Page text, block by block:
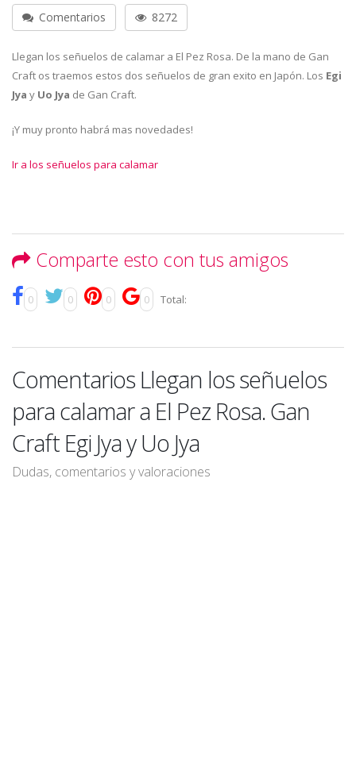
Comentarios 8272
Llegan los señuelos de calamar a El Pez Rosa. De la mano de Gan
Craft os traemos estos dos señuelos de gran exito en Japón. Los Egi
Jya y Uo Jya de Gan Craft.
¡Y muy pronto habrá mas novedades!
Ir a los señuelos para calamar
Comparte esto con tus amigos
0 0 0 0 Total:
Comentarios Llegan los señuelos
para calamar a El Pez Rosa. Gan
Craft Egi Jya y Uo Jya
Dudas, comentarios y valoraciones